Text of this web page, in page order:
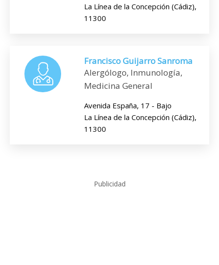
La Línea de la Concepción (Cádiz),
11300
Francisco Guijarro Sanroma
Alergólogo, Inmunología,
Medicina General
Avenida España, 17 - Bajo
La Línea de la Concepción (Cádiz),
11300
Publicidad